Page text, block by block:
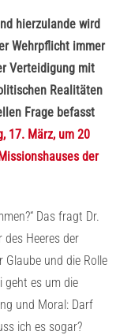
hierzulande wird
Wehrpflicht immer
Verteidigung mit
Realitäten
Frage befasst
17. März, um 20
der
Das fragt Dr.
des Heeres der
Glaube und die Rolle
geht es um die
und Moral: Darf
ich es sogar?